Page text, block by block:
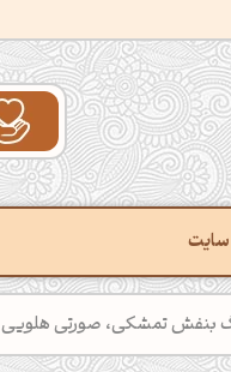
سایت
بنفش تمشکی، صورتی هلویی